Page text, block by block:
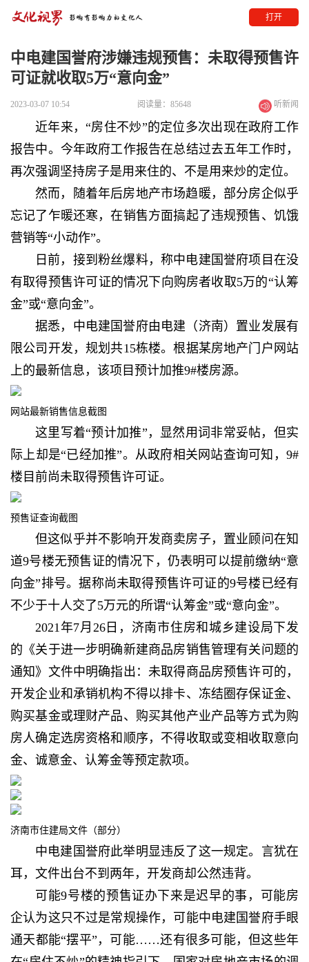
打开
中电建国誉府涉嫌违规预售：未取得预售许
可证就收取5万“意向金”
2023-03-07 10:54 阅读量：85648 听新闻
近年来，“房住不炒”的定位多次出现在政府工作
报告中。今年政府工作报告在总结过去五年工作时，
再次强调坚持房子是用来住的、不是用来炒的定位。
然而，随着年后房地产市场趋暖，部分房企似乎
忘记了乍暖还寒，在销售方面搞起了违规预售、饥饿
营销等“小动作”。
日前，接到粉丝爆料，称中电建国誉府项目在没
有取得预售许可证的情况下向购房者收取5万的“认筹
金”或“意向金”。
据悉，中电建国誉府由电建（济南）置业发展有
限公司开发，规划共15栋楼。根据某房地产门户网站
上的最新信息，该项目预计加推9#楼房源。
网站最新销售信息截图
这里写着“预计加推”，显然用词非常妥帖，但实
际上却是“已经加推”。从政府相关网站查询可知，9#
楼目前尚未取得预售许可证。
预售证查询截图
但这似乎并不影响开发商卖房子，置业顾问在知
道9号楼无预售证的情况下，仍表明可以提前缴纳“意
向金”排号。据称尚未取得预售许可证的9号楼已经有
不少于十人交了5万元的所谓“认筹金”或“意向金”。
2021年7月26日，济南市住房和城乡建设局下发
的《关于进一步明确新建商品房销售管理有关问题的
通知》文件中明确指出：未取得商品房预售许可的，
开发企业和承销机构不得以排卡、冻结圈存保证金、
购买基金或理财产品、购买其他产业产品等方式为购
房人确定选房资格和顺序，不得收取或变相收取意向
金、诚意金、认筹金等预定款项。
济南市住建局文件（部分）
中电建国誉府此举明显违反了这一规定。 言犹在
耳，文件出台不到两年，开发商却公然违背。
可能9号楼的预售证办下来是迟早的事，可能房
企认为这只不过是常规操作，可能中电建国誉府手眼
通天都能“摆平”，可能……还有很多可能，但这些年